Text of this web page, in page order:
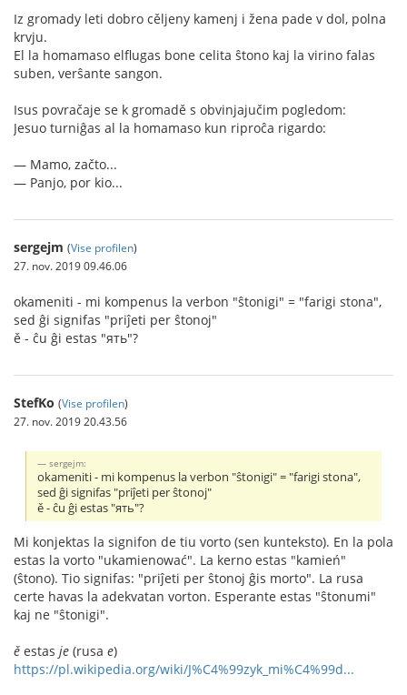
Iz gromady leti dobro cěljeny kamenj i žena pade v dol, polna
krvju.
El la homamaso elflugas bone celita ŝtono kaj la virino falas
suben, verŝante sangon.
Isus povračaje se k gromadě s obvinjajučim pogledom:
Jesuo turniĝas al la homamaso kun riproĉa rigardo:
— Mamo, začto...
— Panjo, por kio...
sergejm (Vise profilen)
27. nov. 2019 09.46.06
okameniti - mi kompenus la verbon "ŝtonigi" = "farigi stona",
sed ĝi signifas "priĵeti per ŝtonoj"
ě - ĉu ĝi estas "ять"?
StefKo (Vise profilen)
27. nov. 2019 20.43.56
sergejm:
okameniti - mi kompenus la verbon "ŝtonigi" = "farigi stona",
sed ĝi signifas "priĵeti per ŝtonoj"
ě - ĉu ĝi estas "ять"?
Mi konjektas la signifon de tiu vorto (sen kunteksto). En la pola
estas la vorto "ukamienować". La kerno estas "kamień"
(ŝtono). Tio signifas: "priĵeti per ŝtonoj ĝis morto". La rusa
certe havas la adekvatan vorton. Esperante estas "ŝtonumi"
kaj ne "ŝtonigi".
ě estas je (rusa e)
https://pl.wikipedia.org/wiki/J%C4%99zyk_mi%C4%99d...